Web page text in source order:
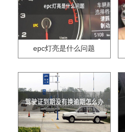
epc灯亮是什么问题